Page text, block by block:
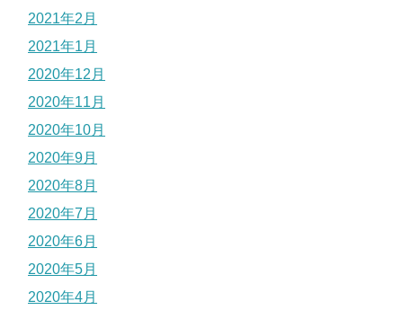
2021年2月
2021年1月
2020年12月
2020年11月
2020年10月
2020年9月
2020年8月
2020年7月
2020年6月
2020年5月
2020年4月